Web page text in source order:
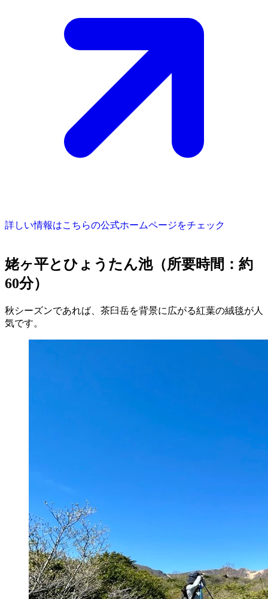
詳しい情報はこちらの公式ホームページをチェック
姥ヶ平とひょうたん池（所要時間：約
60分）
秋シーズンであれば、茶臼岳を背景に広がる紅葉の絨毯が人
気です。